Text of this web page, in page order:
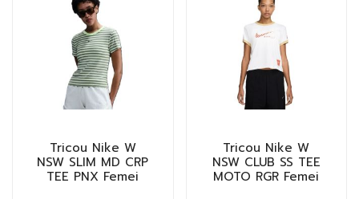
Tricou Nike W
NSW SLIM MD CRP
TEE PNX Femei
Tricou Nike W
NSW CLUB SS TEE
MOTO RGR Femei